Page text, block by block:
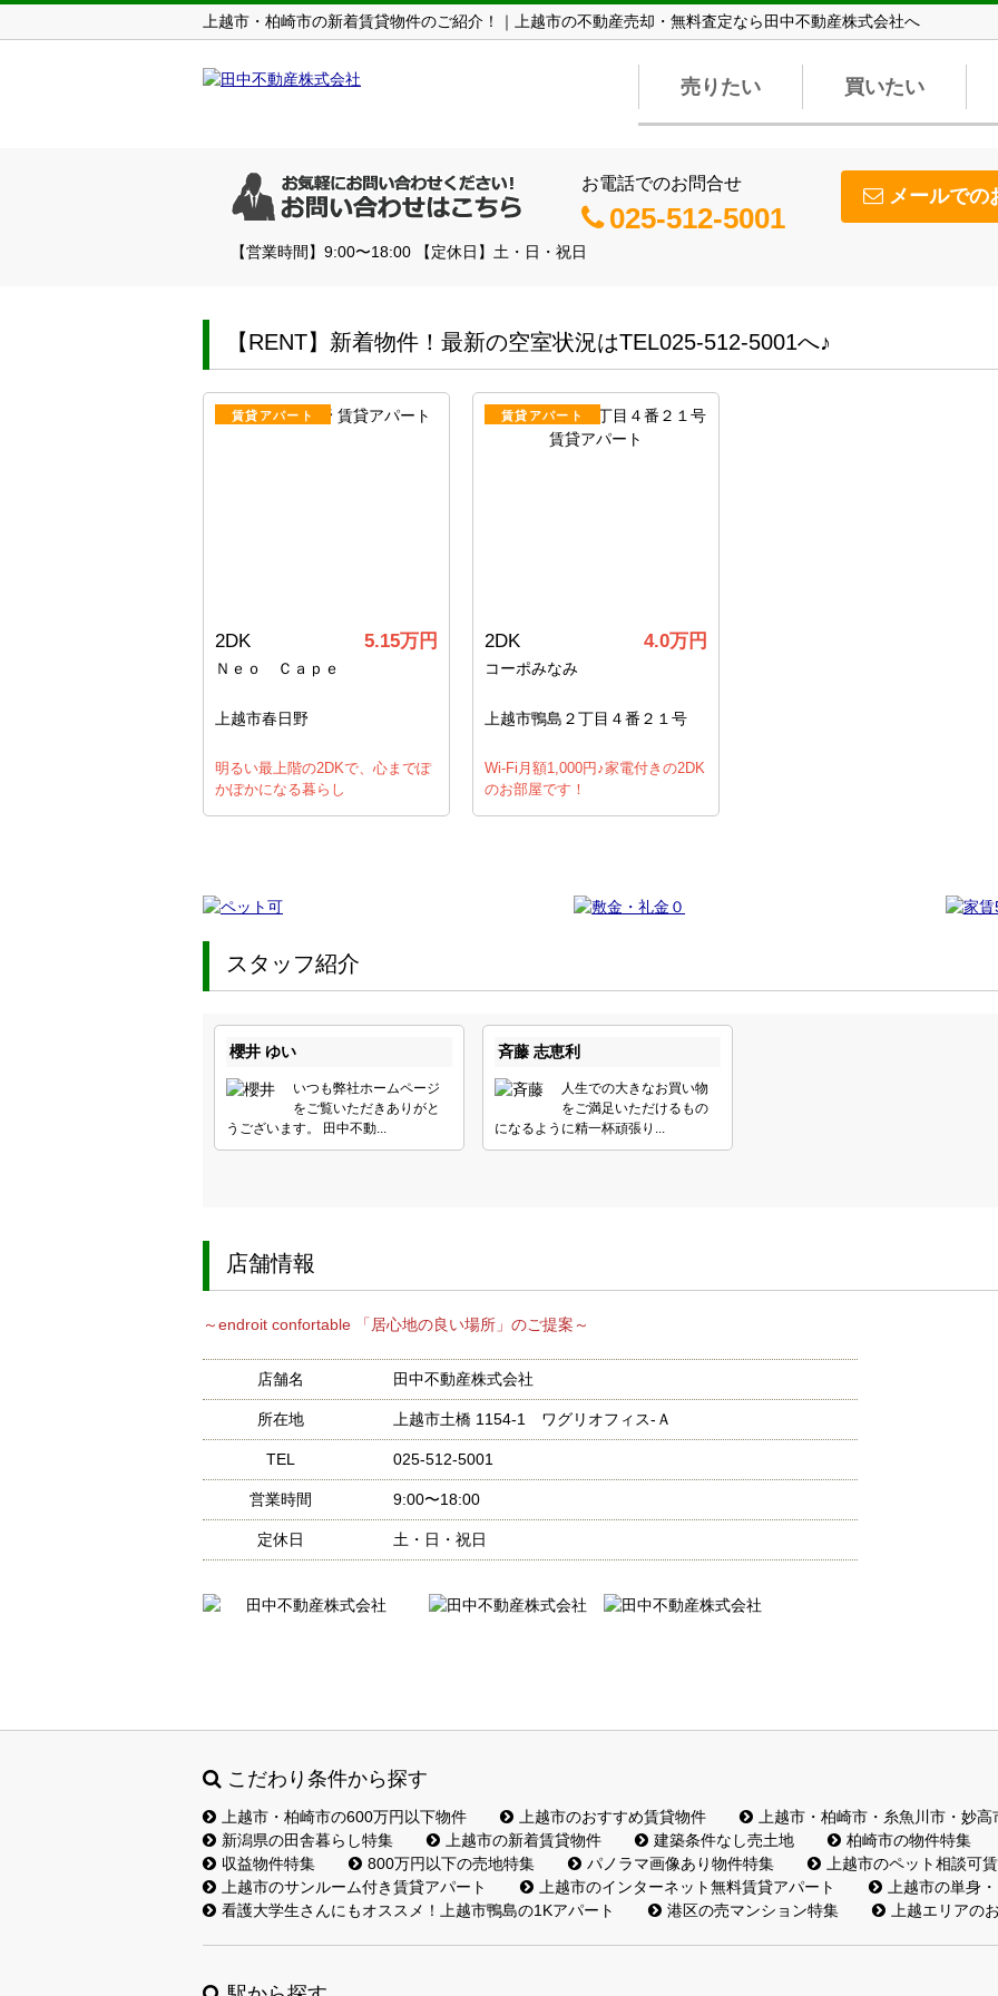
上越市・柏崎市の新着賃貸物件のご紹介！｜上越市の不動産売却・無料査定なら田中不動産株式会社へ
売りたい 買いたい
お電話でのお問合せ
025-512-5001
メールでの
【営業時間】9:00〜18:00 【定休日】土・日・祝日
【RENT】新着物件！最新の空室状況はTEL025-512-5001へ♪
賃貸アパート
2DK 5.15万円
Ｎｅｏ Ｃａｐｅ
上越市春日野
明るい最上階の2DKで、心までぽ
かぽかになる暮らし
賃貸アパート
2DK 4.0万円
コーポみなみ
上越市鴨島２丁目４番２１号
Wi-Fi月額1,000円♪家電付きの2DK
のお部屋です！
スタッフ紹介
櫻井 ゆい
いつも弊社ホームページ
をご覧いただきありがと
うございます。 田中不動...
斉藤 志恵利
人生での大きなお買い物
をご満足いただけるもの
になるように精一杯頑張り...
店舗情報
～endroit confortable 「居心地の良い場所」のご提案～
店舗名 田中不動産株式会社
所在地 上越市土橋 1154-1 ワグリオフィス‐Ａ
TEL 025-512-5001
営業時間 9:00〜18:00
定休日 土・日・祝日
こだわり条件から探す
上越市・柏崎市の600万円以下物件 上越市のおすすめ賃貸物件
上越市・柏崎市・糸魚川市・妙
新潟県の田舎暮らし特集
上越市の新着賃貸物件 建築条件なし売土地 柏崎市の物件特集
収益物件特集
800万円以下の売地特集 パノラマ画像あり物件特集
上越市のペット相談可
上越市のサンルーム付き賃貸アパート
上越市のインターネット無料賃貸アパート
上越市の単身
看護大学生さんにもオススメ！上越市鴨島の1Kアパート
港区の売マンション特集 上越エリアの